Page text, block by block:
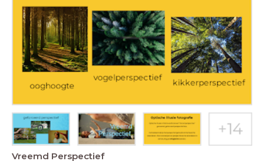
Vreemd Perspectief